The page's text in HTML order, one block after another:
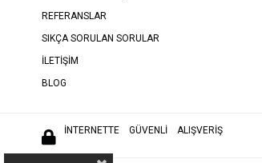
REFERANSLAR
SIKÇA SORULAN SORULAR
İLETİŞİM
BLOG
İNTERNETTE GÜVENLİ ALIŞVERİŞ